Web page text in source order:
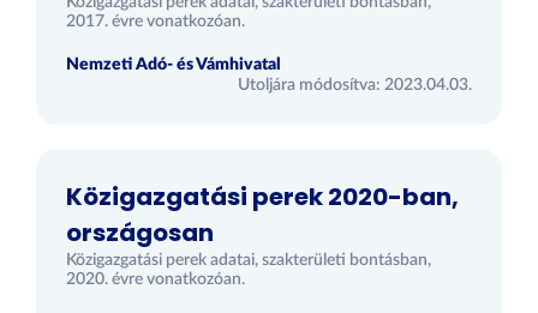
2017. évre vonatkozóan.
Nemzeti Adó- és Vámhivatal
Utoljára módosítva: 2023.04.03.
Közigazgatási perek 2020-ban,
országosan
Közigazgatási perek adatai, szakterületi bontásban,
2020. évre vonatkozóan.